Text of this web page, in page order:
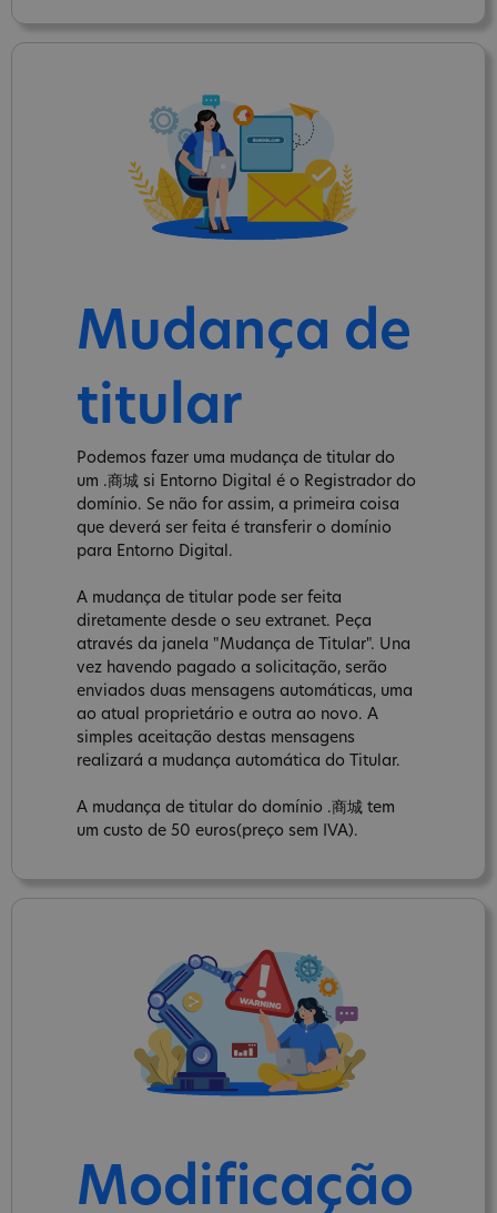
Mudança de
titular
Podemos fazer uma mudança de titular do
um .商城 si Entorno Digital é o Registrador do
domínio. Se não for assim, a primeira coisa
que deverá ser feita é transferir o domínio
para Entorno Digital.
A mudança de titular pode ser feita
diretamente desde o seu extranet. Peça
através da janela "Mudança de Titular". Una
vez havendo pagado a solicitação, serão
enviados duas mensagens automáticas, uma
ao atual proprietário e outra ao novo. A
simples aceitação destas mensagens
realizará a mudança automática do Titular.
A mudança de titular do domínio .商城 tem
um custo de 50 euros(preço sem IVA).
Modificação